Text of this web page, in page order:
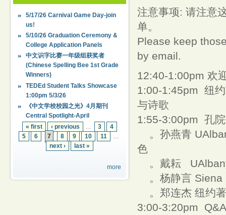
10月份期刊(October 2025)
09月份期刊(September 2025)
5/17/26 Carnival Game Day-join
us!
5/10/26 Graduation Ceremony &
College Application Panels
中文识字比赛一年级组获奖者
(Chinese Spelling Bee 1st Grade
Winners)
TEDEd Student Talks Showcase
1:00pm 5/3/26
《中文学校校园之光》4月期刊
Central Spotlight-April
« first
‹ previous … 3
4
5
6 7 8 9 10 11
…
next ›
last »
more
注意事项: 请注意
单。
Please keep
by email.
12:40-1:00pm 欢
1:00-1:45pm 纽
与诗歌
1:55-3:00pm 孔
。孙燕青
色
。戴耘 UAlbany
。杨静言 Siena
。郑连杰 纽约
3:00-3:20pm